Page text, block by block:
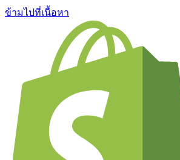
ข้ามไปที่เนื้อหา